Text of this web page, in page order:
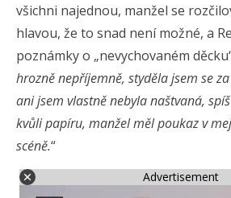
všichni najednou, manžel se
hlavou, že to snad není možné, a
poznámky o „nevychovaném
hrozně nepříjemně, styděla jsem se
ani jsem vlastně nebyla naštvaná,
kvůli papíru, manžel měl poukaz v
scéně.“
Advertisement